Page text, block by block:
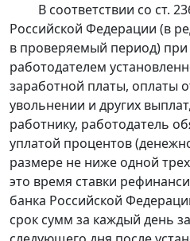
В соответствии со ст.
Российской Федерации (в
в проверяемый период)
работодателем
заработной платы, оплаты
увольнении и других
работнику, работодатель
уплатой процентов
размере не ниже одной
это время ставки
банка Российской
срок сумм за каждый день